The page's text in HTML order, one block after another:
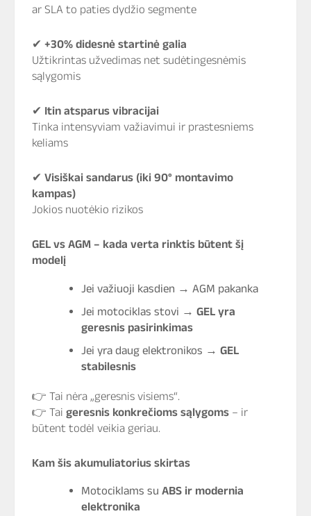
ar SLA to paties dydžio segmente
✔ +30% didesnė startinė galia
Užtikrintas užvedimas net sudėtingesnėmis
sąlygomis
✔ Itin atsparus vibracijai
Tinka intensyviam važiavimui ir prastesniems
keliams
✔ Visiškai sandarus (iki 90° montavimo
kampas)
Jokios nuotėkio rizikos
GEL vs AGM – kada verta rinktis būtent šį
modelį
Jei važiuoji kasdien → AGM pakanka
Jei motociklas stovi → GEL yra
geresnis pasirinkimas
Jei yra daug elektronikos → GEL
stabilesnis
👉 Tai nėra „geresnis visiems“.
👉 Tai geresnis konkrečioms sąlygoms – ir
būtent todėl veikia geriau.
Kam šis akumuliatorius skirtas
Motociklams su ABS ir modernia
elektronika